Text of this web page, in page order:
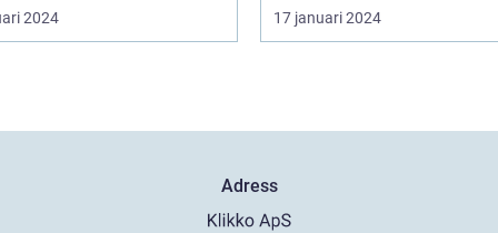
2024 17 januari 2024
Adress